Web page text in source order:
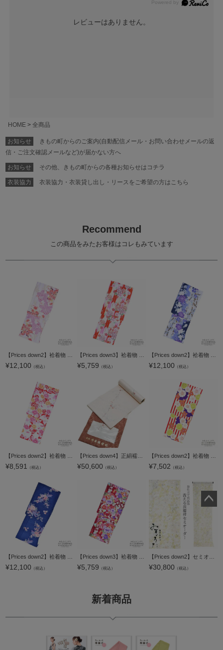
レビューはありません。
HOME 全商品
お知らせ
きもの町からのご案内(自動配信メール・お問い合わせメールの返
信・ご注文確認メールなど)が届かない方へ
お知らせ その他、きもの町からの各種お知らせはコチラ
衣装協力 衣装協力・衣装貸し出し・リースをご希望の方はこちら
Recommend
この商品をみたお客様はコレもみています
【Prices down2】袷着物 単品 「藤色×クリーム 百合」 フリーサイズ 着物 小紋 洗える着物 お仕立て上がり 普段着きもの カジュアル着物 レディース ポリエステル 【メール便不可】
¥12,100 （税込）
【Prices down3】袷着物 単品 「ピンク×朱色矢羽根に牡丹と桜」 フリーサイズ 着物 小紋 洗える着物 お仕立て上がり 普段着きもの カジュアル着物 レディース ポリエステル 【メール便不可】
¥5,759 （税込）
【Prices down2】袷着物 単品 「紫ぼかし 薔薇と桜」 フリーサイズ 着物 小紋 洗える着物 お仕立て上がり 普段着きもの カジュアル着物 レディース ポリエステル 【メール便不可】
¥12,100 （税込）
¥8,591 （税込） ¥50,600 （税込） ¥7,502 （税込）
¥12,100 （税込） ¥5,759 （税込） ¥30,800 （税込）
新着商品